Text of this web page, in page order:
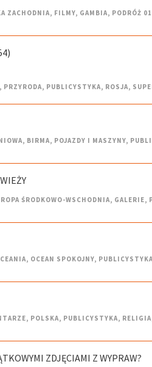
ZACHODNIA, FILMY, GAMBIA, PODRÓŻ
, PRZYRODA, PUBLICYSTYKA, ROSJA,
, BIRMA, POJAZDY I MASZYNY,
ŚRODKOWO-WSCHODNIA, GALERIE,
, OCEAN SPOKOJNY,
, POLSKA, PUBLICYSTYKA, RELIGIA
ZDJĘCIAMI Z WYPRAW?